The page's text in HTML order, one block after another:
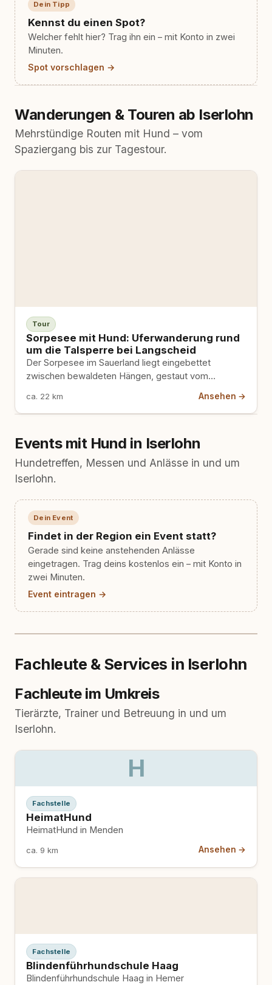
Dein Tipp
Kennst du einen Spot?
Welcher fehlt hier? Trag ihn ein – mit Konto in zwei
Minuten.
Spot vorschlagen →
Wanderungen & Touren ab Iserlohn
Mehrstündige Routen mit Hund – vom
Spaziergang bis zur Tagestour.
Tour
Sorpesee mit Hund: Uferwanderung rund
um die Talsperre bei Langscheid
Der Sorpesee im Sauerland liegt eingebettet
zwischen bewaldeten Hängen, gestaut vom
entlang. Schattige Abschnitte, Badebuchten und ein
abwechslungsreich.
ca. 22 km Ansehen →
Events mit Hund in Iserlohn
Hundetreffen, Messen und Anlässe in und um
Iserlohn.
Dein Event
Findet in der Region ein Event statt?
Gerade sind keine anstehenden Anlässe
eingetragen. Trag deins kostenlos ein – mit Konto in
zwei Minuten.
Event eintragen →
Fachleute & Services in Iserlohn
Fachleute im Umkreis
Tierärzte, Trainer und Betreuung in und um
Iserlohn.
H
Fachstelle
HeimatHund
HeimatHund in Menden
ca. 9 km Ansehen →
Fachstelle
Blindenführhundschule Haag
Blindenführhundschule Haag in Hemer